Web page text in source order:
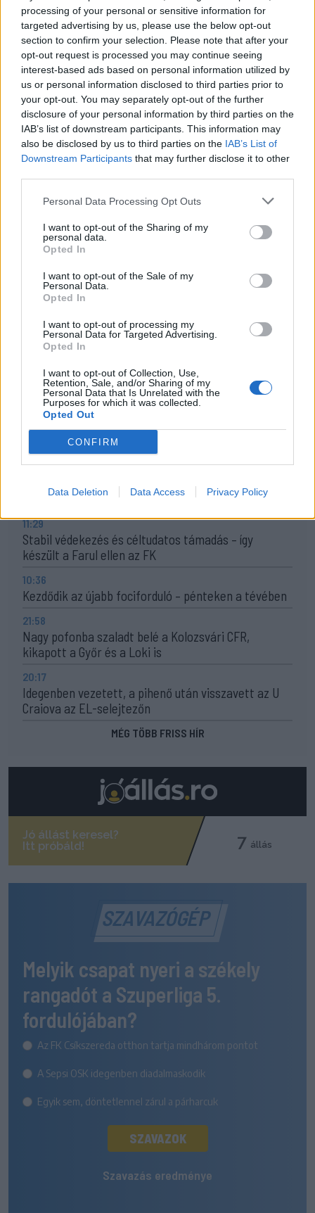
processing of your personal or sensitive information for
targeted advertising by us, please use the below opt-out
section to confirm your selection. Please note that after your
opt-out request is processed you may continue seeing
interest-based ads based on personal information utilized by
us or personal information disclosed to third parties prior to
your opt-out. You may separately opt-out of the further
disclosure of your personal information by third parties on the
IAB’s list of downstream participants. This information may
also be disclosed by us to third parties on the IAB’s List of
Downstream Participants that may further disclose it to other
Personal Data Processing Opt Outs
I want to opt-out of the Sharing of my
personal data.
Opted In
I want to opt-out of the Sale of my
Personal Data.
Opted In
I want to opt-out of processing my
Personal Data for Targeted Advertising.
Opted In
I want to opt-out of Collection, Use,
Retention, Sale, and/or Sharing of my
Personal Data that Is Unrelated with the
Purposes for which it was collected.
Opted Out
CONFIRM
Data Deletion Data Access Privacy Policy
2025.
06. 01.
14:00
Gagy Kápolnás
2025.
06.
08.
18:00
Kápolnás Homoródszentpéter
2025.
06. 15.
13:00
Etéd Kápolnás
24 ÓRA LEGOLVASOTTABB
Egyetlen székelyföldi résztvevő lesz a futsal 2.
Ligában
15:07
A Gyergyói VSK az ASA ellen folytatja a kupában
13:45
Súlyos veszteség, kilenc hónapra eltiltották a Sepsi
OSK csapatkapitányát
12:18
Új sportággal ismerkedhet meg Székelyudvarhely,
nemzetközi diszkgolf-versenyt rendeznek
11:29
Stabil védekezés és céltudatos támadás – így
készült a Farul ellen az FK
10:36
Kezdődik az újabb fociforduló – pénteken a tévében
21:58
Nagy pofonba szaladt belé a Kolozsvári CFR,
kikapott a Győr és a Loki is
20:17
Idegenben vezetett, a pihenő után visszavett az U
Craiova az EL-selejtezőn
MÉG TÖBB FRISS HÍR
SZAVAZÓGÉP
Melyik csapat nyeri a székely
rangadót a Szuperliga 5.
fordulójában?
Az FK Csíkszereda otthon tartja mindhárom pontot
A Sepsi OSK idegenben diadalmaskodik
Egyik sem, döntetlennel zárul a párharcuk
SZAVAZOK
Szavazás eredménye